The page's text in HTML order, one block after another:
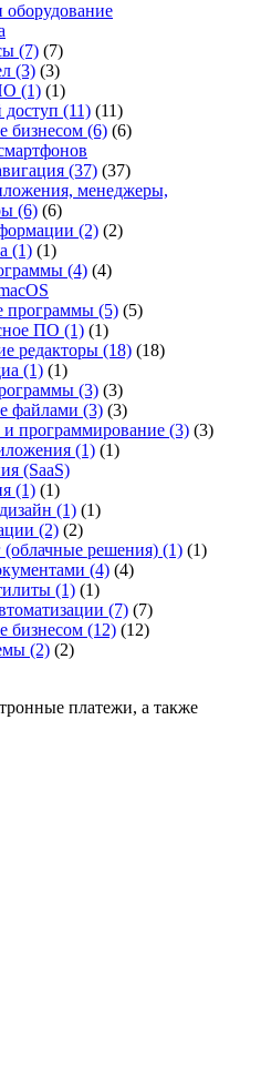
(7) (7)
(3) (3)
(1) (1)
(11) (11)
бизнесом (6) (6)
(37) (37)
менеджеры,
(6) (6)
(2) (2)
(1) (1)
(4) (4)
программы (5) (5)
ПО (1) (1)
редакторы (18) (18)
(1) (1)
(3) (3)
файлами (3) (3)
и программирование (3) (3)
(1) (1)
(SaaS)
(1) (1)
(1) (1)
(2) (2)
решения) (1) (1)
(4) (4)
(1) (1)
(7) (7)
бизнесом (12) (12)
(2) (2)
платежи, а также